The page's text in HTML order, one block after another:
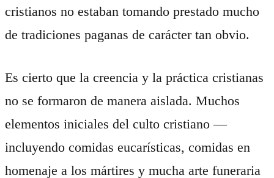
cristianos no estaban tomando prestado mucho
de tradiciones paganas de carácter tan obvio.
Es cierto que la creencia y la práctica cristianas
no se formaron de manera aislada. Muchos
elementos iniciales del culto cristiano —
incluyendo comidas eucarísticas, comidas en
homenaje a los mártires y mucha arte funeraria